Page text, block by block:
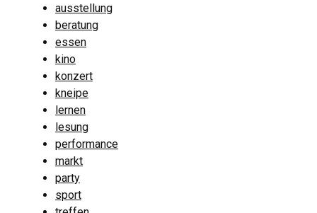
ausstellung
beratung
essen
kino
konzert
kneipe
lernen
lesung
performance
markt
party
sport